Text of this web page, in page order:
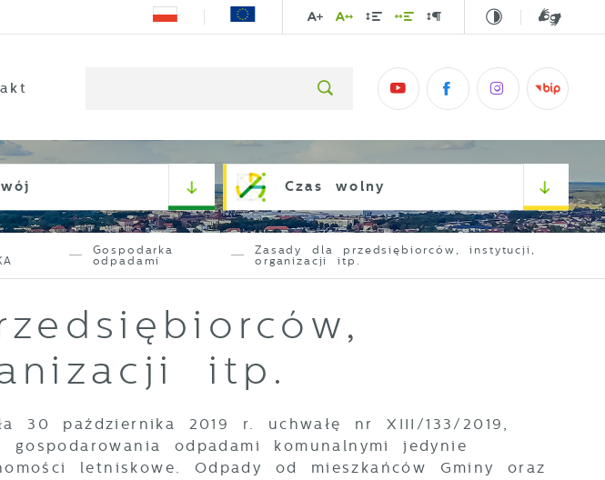
Czas wolny
Gospodarka
odpadami
Zasady dla przedsiębiorców, instytucji,
organizacji itp.
itp.
30 października 2019 r. uchwałę nr XIII/133/2019,
odpadami komunalnymi jedynie
letniskowe. Odpady od mieszkańców Gminy oraz